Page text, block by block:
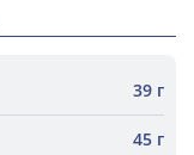
39 г
45 г